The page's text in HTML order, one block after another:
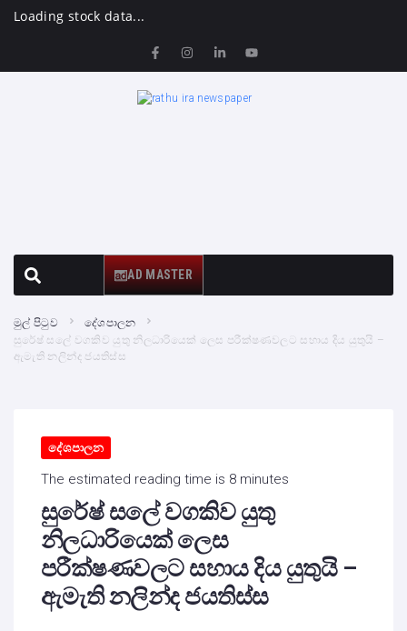
Loading stock data...
AD MASTER
මුල් පිටුව
දේශපාලන
සුරේෂ් සලේ වගකිව යුතු නිලධාරියෙක් ලෙස පරීක්ෂණවලට සහාය දිය යුතුයි –
ඇමැති නලින්ද ජයතිස්ස
දේශපාලන
The estimated reading time is 8 minutes
සුරේෂ් සලේ වගකිව යුතු
නිලධාරියෙක් ලෙස
පරීක්ෂණවලට සහාය දිය යුතුයි –
ඇමැති නලින්ද ජයතිස්ස